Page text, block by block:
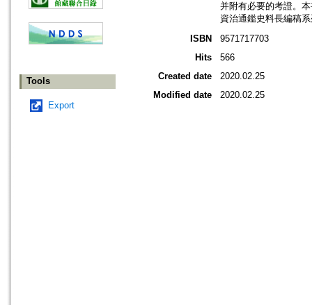
Tools
Export
并附有必要的考證。
資治通鑑史料長編稿
ISBN
9571717703
Hits
566
Created date
2020.02.25
Modified date
2020.02.25